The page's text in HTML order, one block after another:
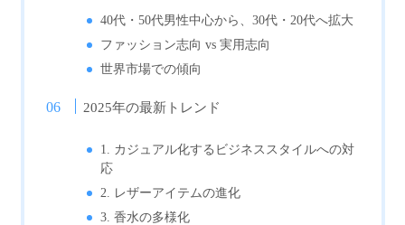
40代・50代男性中心から、30代・20代へ拡大
ファッション志向 vs 実用志向
世界市場での傾向
2025年の最新トレンド
1. カジュアル化するビジネススタイルへの対
応
2. レザーアイテムの進化
3. 香水の多様化